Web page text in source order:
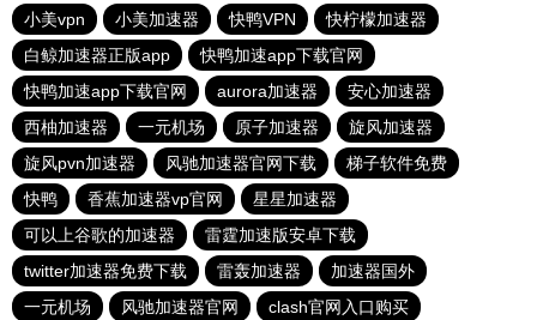
小美vpn
小美加速器 快鸭VPN
快柠檬加速器
白鲸加速器正版app
快鸭加速app下载官网
快鸭加速app下载官网
aurora加速器
安心加速器
西柚加速器
一元机场 原子加速器
旋风加速器
旋风pvn加速器
风驰加速器官网下载
梯子软件免费
快鸭
香蕉加速器vp官网
星星加速器
可以上谷歌的加速器
雷霆加速版安卓下载
twitter加速器免费下载
雷轰加速器
加速器国外
一元机场
风驰加速器官网 clash官网入口购买